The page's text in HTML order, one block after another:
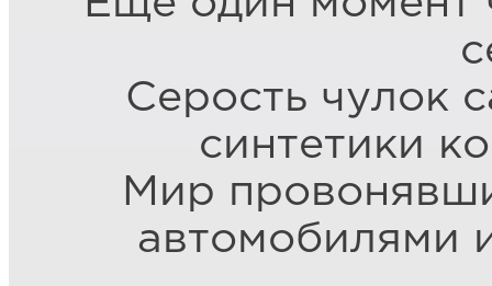
Серость чулок
синтетики
Мир
автомобилями